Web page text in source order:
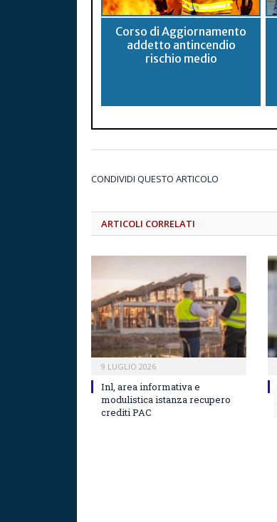
Corso di Aggiornamento
addetto antincendio
rischio medio
CONDIVIDI QUESTO ARTICOLO
ARTICOLI CORRELATI
9 LUGLIO 2026
Inl, area informativa e
modulistica istanza recupero
crediti PAC